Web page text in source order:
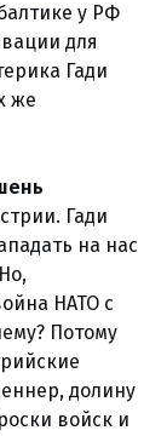
у РФ
для
Гади
же
Гади
на нас
НАТО с
Потому
долину
войск и